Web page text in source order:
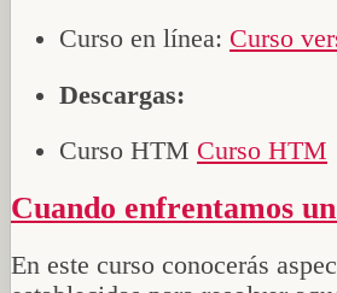
Curso en línea: Curso
Descargas:
Curso HTM Curso HTM
Cuando enfrentamos
En este curso conocerás